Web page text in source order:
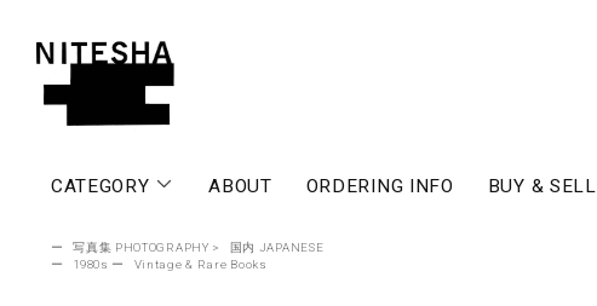
CATEGORY ABOUT ORDERING INFO BUY & SELL
ー 写真集 PHOTOGRAPHY >
国内 JAPANESE
ー
1980s ー Vintage & Rare Books